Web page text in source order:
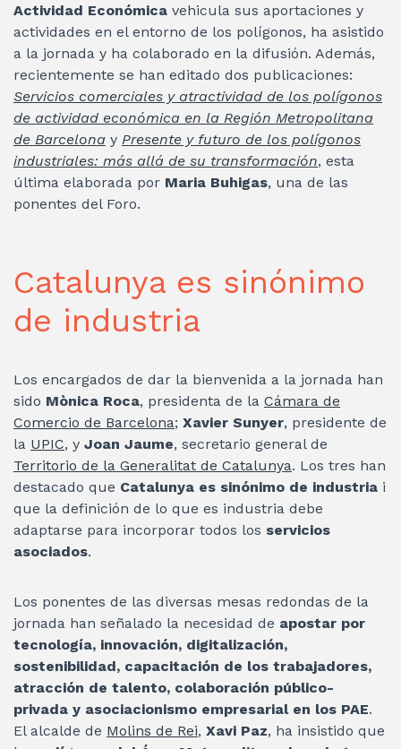
Actividad Económica vehicula sus aportaciones y
actividades en el entorno de los polígonos, ha asistido
a la jornada y ha colaborado en la difusión. Además,
recientemente se han editado dos publicaciones:
Servicios comerciales y atractividad de los polígonos
de actividad económica en la Región Metropolitana
de Barcelona y Presente y futuro de los polígonos
industriales: más allá de su transformación, esta
última elaborada por Maria Buhigas, una de las
ponentes del Foro.
Catalunya es sinónimo
de industria
Los encargados de dar la bienvenida a la jornada han
sido Mònica Roca, presidenta de la Cámara de
Comercio de Barcelona; Xavier Sunyer, presidente de
la UPIC, y Joan Jaume, secretario general de
Territorio de la Generalitat de Catalunya. Los tres han
destacado que Catalunya es sinónimo de industria i
que la definición de lo que es industria debe
adaptarse para incorporar todos los servicios
asociados.
Los ponentes de las diversas mesas redondas de la
jornada han señalado la necesidad de apostar por
tecnología, innovación, digitalización,
sostenibilidad, capacitación de los trabajadores,
atracción de talento, colaboración público-
privada y asociacionismo empresarial en los PAE.
El alcalde de Molins de Rei, Xavi Paz, ha insistido que